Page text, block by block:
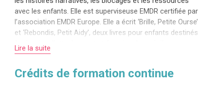
avec les enfants. Elle est superviseuse EMDR certifiée par
l’association EMDR Europe. Elle a écrit ‘Brille, Petite Ourse’
et ‘Rebondis, Petit Aidy’, deux livres pour enfants destinés
Lire la suite
Crédits de formation continue